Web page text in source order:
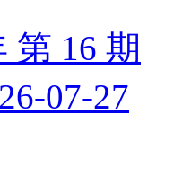
第 16 期
07-27